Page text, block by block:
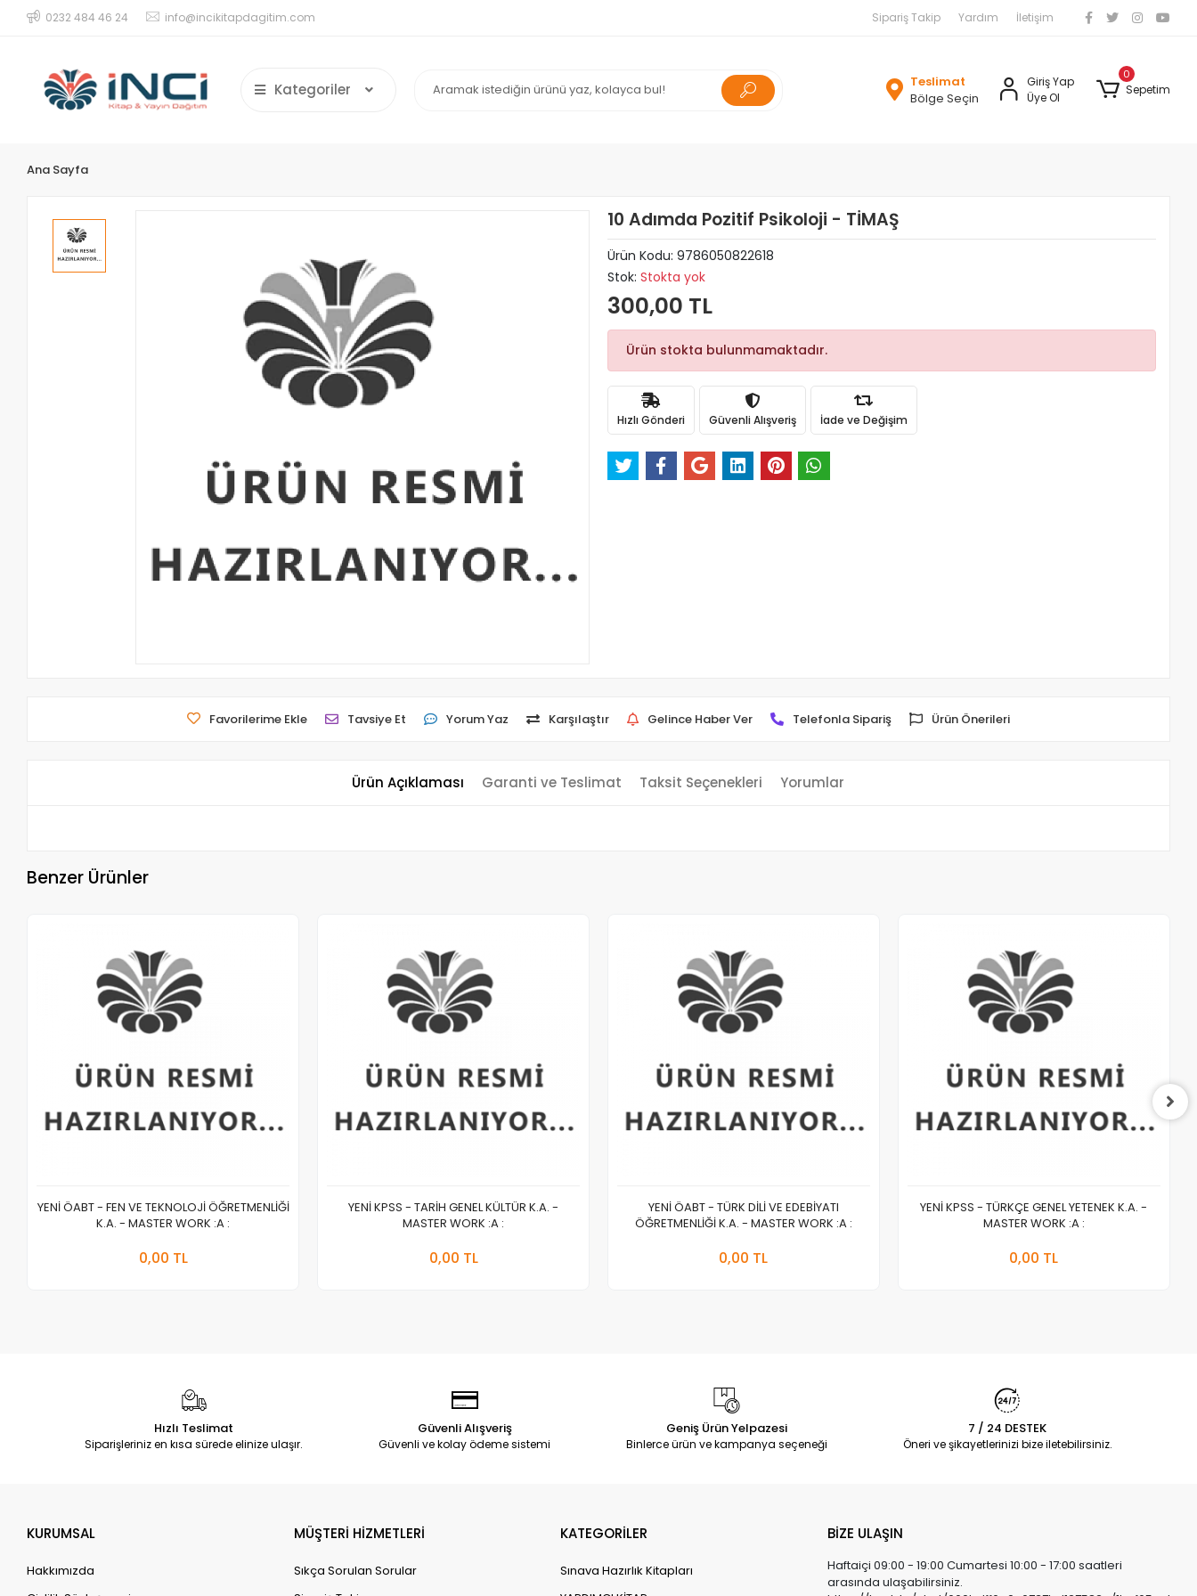
0232 484 46 24 info@incikitapdagitim.com Sipariş Takip Yardım İletişim
Kategoriler
Teslimat
Bölge Seçin
Giriş Yap
Üye Ol
0
Sepetim
Ana Sayfa
10 Adımda Pozitif Psikoloji - TİMAŞ
Ürün Kodu: 9786050822618
Stok: Stokta yok
300,00 TL
Ürün stokta bulunmamaktadır.
Hızlı Gönderi Güvenli Alışveriş İade ve Değişim
Favorilerime Ekle Tavsiye Et Yorum Yaz Karşılaştır Gelince Haber Ver Telefonla Sipariş Ürün Önerileri
Ürün Açıklaması Garanti ve Teslimat Taksit Seçenekleri Yorumlar
Benzer Ürünler
YENİ ÖABT - FEN VE TEKNOLOJİ ÖĞRETMENLİĞİ
K.A. - MASTER WORK :A :
0,00 TL
YENİ KPSS - TARİH GENEL KÜLTÜR K.A. -
MASTER WORK :A :
0,00 TL
YENİ ÖABT - TÜRK DİLİ VE EDEBİYATI
ÖĞRETMENLİĞİ K.A. - MASTER WORK :A :
0,00 TL
YENİ KPSS - TÜRKÇE GENEL YETENEK K.A. -
MASTER WORK :A :
0,00 TL
Hızlı Teslimat
Siparişleriniz en kısa sürede elinize ulaşır.
Güvenli Alışveriş
Güvenli ve kolay ödeme sistemi
Geniş Ürün Yelpazesi
Binlerce ürün ve kampanya seçeneği
7 / 24 DESTEK
Öneri ve şikayetlerinizi bize iletebilirsiniz.
KURUMSAL
Hakkımızda
MÜŞTERİ HİZMETLERİ
Sıkça Sorulan Sorular
KATEGORİLER
Sınava Hazırlık Kitapları
BİZE ULAŞIN
Haftaiçi 09:00 - 19:00 Cumartesi 10:00 - 17:00 saatleri
arasında ulaşabilirsiniz.